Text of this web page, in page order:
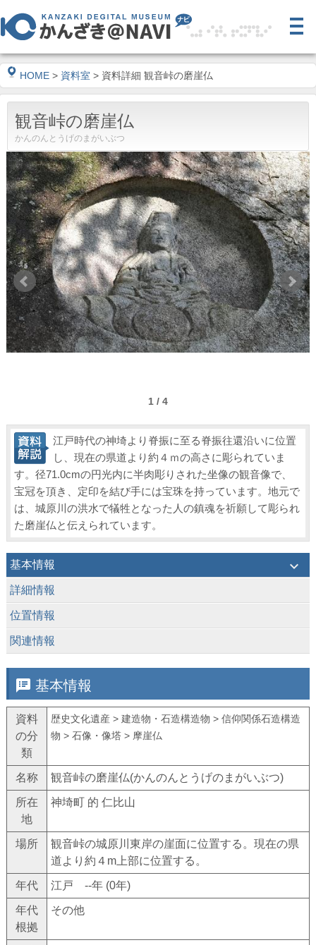
HOME > 資料室 > 資料詳細 観音峠の磨崖仏
観音峠の磨崖仏
かんのんとうげのまがいぶつ
1 / 4
江戸時代の神埼より脊振に至る脊振往還沿いに位置
し、現在の県道より約４ｍの高さに彫られていま
す。径71.0cmの円光内に半肉彫りされた坐像の観音像で、
宝冠を頂き、定印を結び手には宝珠を持っています。地元で
は、城原川の洪水で犠牲となった人の鎮魂を祈願して彫られ
た磨崖仏と伝えられています。
基本情報 keyboard_arrow_down
詳細情報
位置情報
関連情報
speaker_notes 基本情報
資料
の分
類
歴史文化遺産 > 建造物・石造構造物 > 信仰関係石造構造
物 > 石像・像塔 > 摩崖仏
名称 観音峠の磨崖仏(かんのんとうげのまがいぶつ)
所在
地
神埼町 的 仁比山
場所
観音峠の城原川東岸の崖面に位置する。現在の県
道より約４m上部に位置する。
年代 江戸 --年 (0年)
年代
根拠
その他